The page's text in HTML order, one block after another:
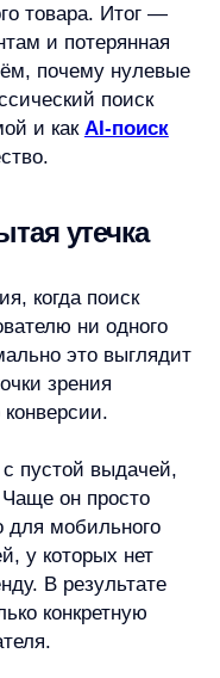
поиск
ни одного
это выглядит
просто
нет
нулевая
связаны
поиска.